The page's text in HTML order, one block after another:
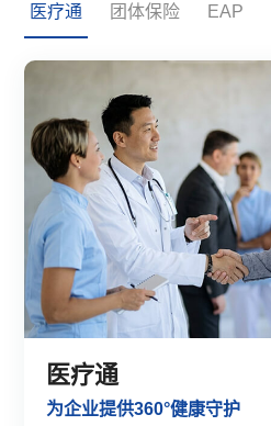
医疗通 团体保险 EAP
医疗通
为企业提供360°健康守护